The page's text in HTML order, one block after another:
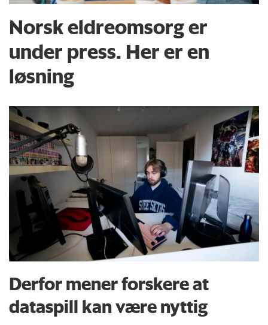
Norsk eldreomsorg er
under press. Her er en
løsning
Derfor mener forskere at
dataspill kan være nyttig